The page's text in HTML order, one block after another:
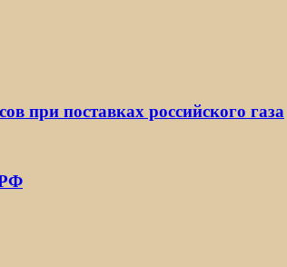
при поставках российского газа
РФ